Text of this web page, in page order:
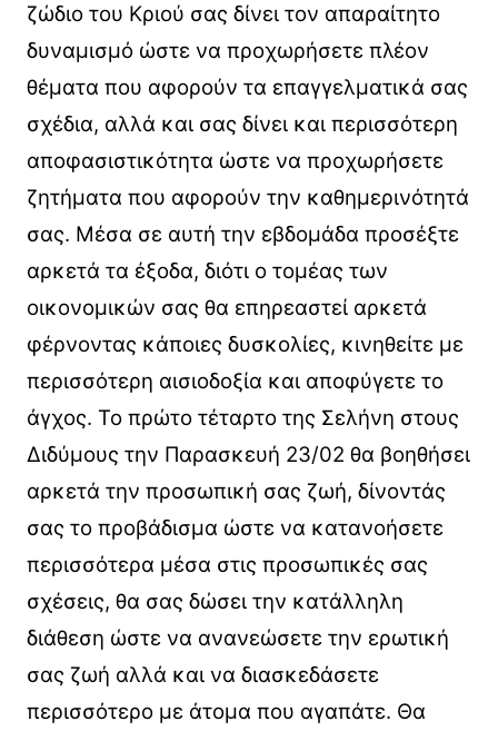
ζώδιο του Κριού σας δίνει τον απαραίτητο
δυναμισμό ώστε να προχωρήσετε πλέον
θέματα που αφορούν τα επαγγελματικά σας
σχέδια, αλλά και σας δίνει και περισσότερη
αποφασιστικότητα ώστε να προχωρήσετε
ζητήματα που αφορούν την καθημερινότητά
σας. Μέσα σε αυτή την εβδομάδα προσέξτε
αρκετά τα έξοδα, διότι ο τομέας των
οικονομικών σας θα επηρεαστεί αρκετά
φέρνοντας κάποιες δυσκολίες, κινηθείτε με
περισσότερη αισιοδοξία και αποφύγετε το
άγχος. Το πρώτο τέταρτο της Σελήνη στους
Διδύμους την Παρασκευή 23/02 θα βοηθήσει
αρκετά την προσωπική σας ζωή, δίνοντάς
σας το προβάδισμα ώστε να κατανοήσετε
περισσότερα μέσα στις προσωπικές σας
σχέσεις, θα σας δώσει την κατάλληλη
διάθεση ώστε να ανανεώσετε την ερωτική
σας ζωή αλλά και να διασκεδάσετε
περισσότερο με άτομα που αγαπάτε. Θα